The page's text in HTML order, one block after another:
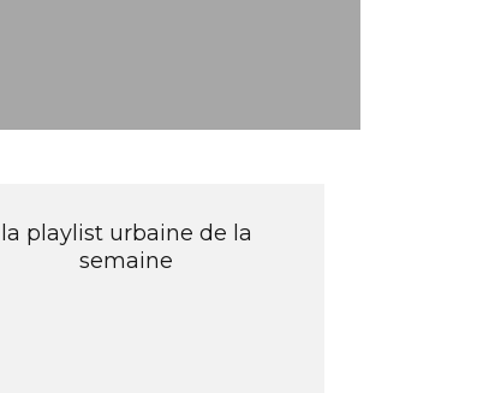
la playlist urbaine de la
semaine